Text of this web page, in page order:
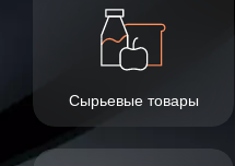
Сырьевые товары